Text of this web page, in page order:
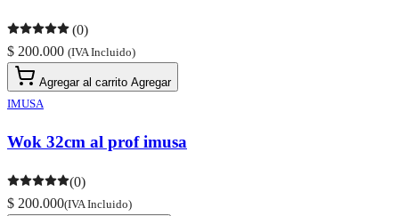
(0)
$ 200.000 (IVA Incluido)
Agregar al carrito Agregar
IMUSA
Wok 32cm al prof imusa
(0)
$ 200.000(IVA Incluido)